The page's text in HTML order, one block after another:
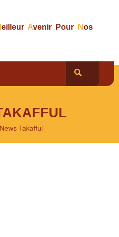
eilleur Avenir Pour Nos
News Takafful